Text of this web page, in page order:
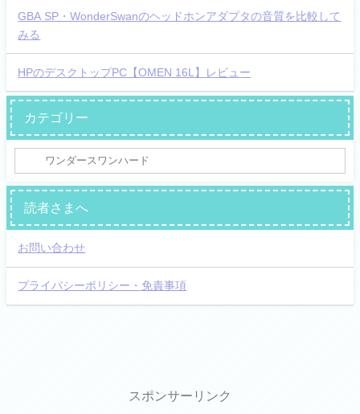
GBA SP・WonderSwanのヘッドホンアダプタの音質を比較して
みる
HPのデスクトップPC【OMEN 16L】レビュー
カテゴリー
読者さまへ
お問い合わせ
プライバシーポリシー・免責事項
スポンサーリンク